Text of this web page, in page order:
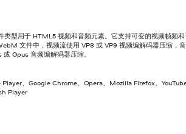
类型用于 HTML5 视频和音频元素。它支持可变的视频帧频
文件中，视频流使用 VP8 或 VP9 视频编解码器压缩，
或 Opus 音频编解码器压缩。
、Google Chrome、Opera、Mozilla Firefox、
Player